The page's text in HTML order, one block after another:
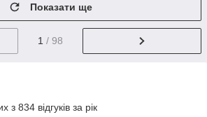
Показати ще
1 / 98
з 834 відгуків за рік